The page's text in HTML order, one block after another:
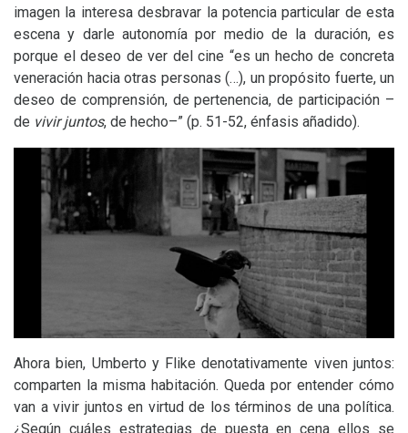
imagen la interesa desbravar la potencia particular de esta
escena y darle autonomía por medio de la duración, es
porque el deseo de ver del cine “es un hecho de concreta
veneración hacia otras personas (…), un propósito fuerte, un
deseo de comprensión, de pertenencia, de participación –
de vivir juntos, de hecho–” (p. 51-52, énfasis añadido).
Ahora bien, Umberto y Flike denotativamente viven juntos:
comparten la misma habitación. Queda por entender cómo
van a vivir juntos en virtud de los términos de una política.
¿Según cuáles estrategias de puesta en cena ellos se